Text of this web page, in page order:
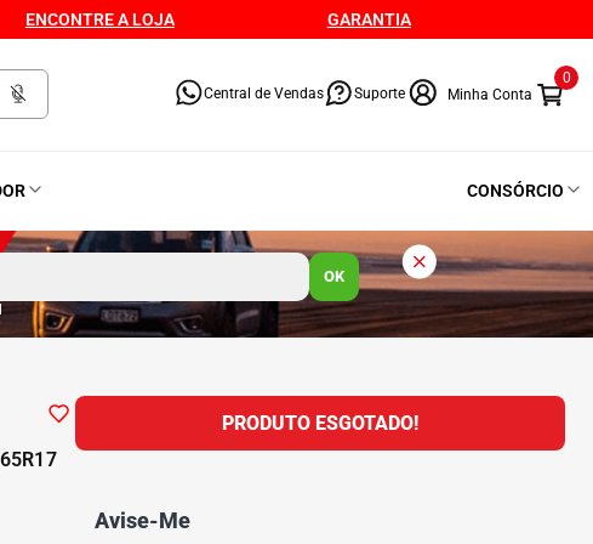
ENCONTRE A LOJA GARANTIA
Central de Vendas Suporte
0
CONSÓRCIO
OK
PRODUTO ESGOTADO!
Avise-Me